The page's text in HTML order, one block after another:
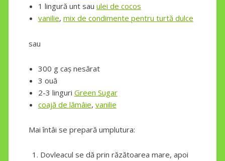
1 lingură unt sau ulei de cocos
vanilie, mix de condimente pentru turtă dulce
sau
300 g caș nesărat
3 ouă
2-3 linguri Green Sugar
coajă de lămâie, vanilie
Mai întâi se prepară umplutura:
Dovleacul se dă prin răzătoarea mare, apoi